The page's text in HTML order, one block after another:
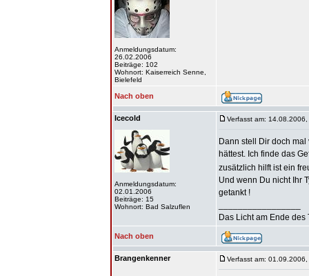
Anmeldungsdatum:
26.02.2006
Beiträge: 102
Wohnort: Kaiserreich Senne,
Bielefeld
Nach oben
Icecold
Anmeldungsdatum:
02.01.2006
Beiträge: 15
Wohnort: Bad Salzuflen
Verfasst am:
Dann stell Dir doch
hättest. Ich finde das
zusätzlich hilft ist ein
Und wenn Du nicht Ihr
getankt !
Das Licht am Ende
Nach oben
Brangenkenner Verfasst am: